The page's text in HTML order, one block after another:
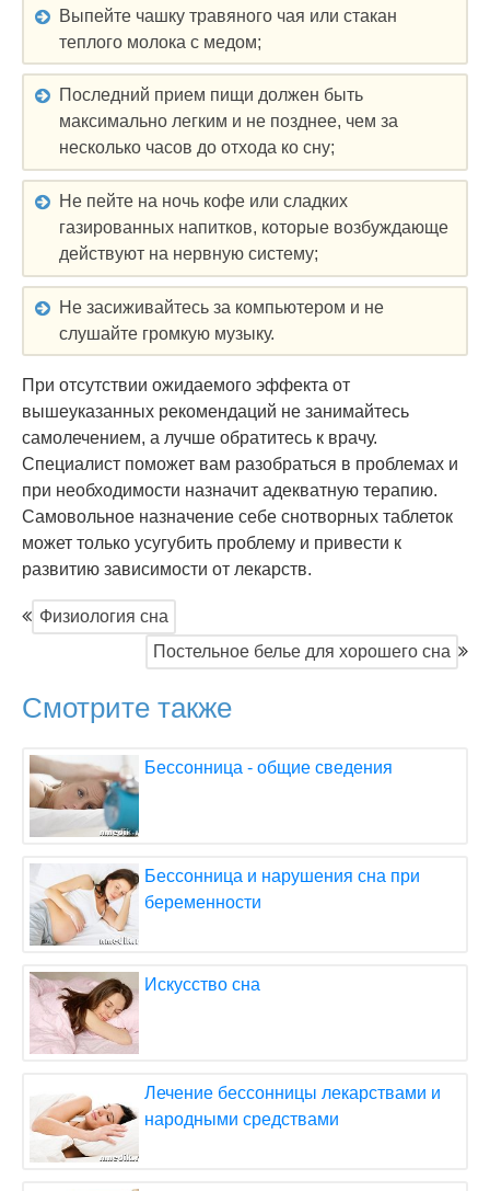
Выпейте чашку травяного чая или стакан
теплого молока с медом;
Последний прием пищи должен быть
максимально легким и не позднее, чем за
несколько часов до отхода ко сну;
Не пейте на ночь кофе или сладких
газированных напитков, которые возбуждающе
действуют на нервную систему;
Не засиживайтесь за компьютером и не
слушайте громкую музыку.
При отсутствии ожидаемого эффекта от
вышеуказанных рекомендаций не занимайтесь
самолечением, а лучше обратитесь к врачу.
Специалист поможет вам разобраться в проблемах и
при необходимости назначит адекватную терапию.
Самовольное назначение себе снотворных таблеток
может только усугубить проблему и привести к
развитию зависимости от лекарств.
Физиология сна
Постельное белье для хорошего сна
Смотрите также
Бессонница - общие сведения
Бессонница и нарушения сна при
беременности
Искусство сна
Лечение бессонницы лекарствами и
народными средствами